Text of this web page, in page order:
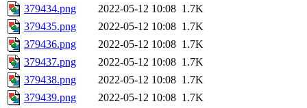
379434.png
2022-05-12 10:08 1.7K
379435.png
2022-05-12 10:08 1.7K
379436.png
2022-05-12 10:08 1.7K
379437.png
2022-05-12 10:08 1.7K
379438.png
2022-05-12 10:08 1.7K
379439.png
2022-05-12 10:08 1.7K